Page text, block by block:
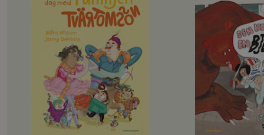
Det här är familjen Tvärtomsson -
en helt vanlig familj som har
kalsongerna utanpå byxorna,
precis som alla andra. Det är helg
och då ska familjen hitta på något
riktigt roligt, bestämmer barnen.
Det blir storstädning! NEEEEJ,
skriker föräldrarna, de vill gå till
badhuset och dinosauriemuseum!
Okej, suckar barnen, men först
måste föräldrarna få på sig skor och
jacka, och det tar en evig tid. På
Jempa och jag är
typ. Hennes
Hawaii, och så har
häftiga saker.
lasersvärd och en
Men det passar
alla häftiga saker.
– Det går inte nu,
städat, säger
på landet.
Jempa är också
En dag kommer